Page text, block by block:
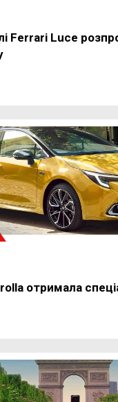
Ferrari Luce
отримала